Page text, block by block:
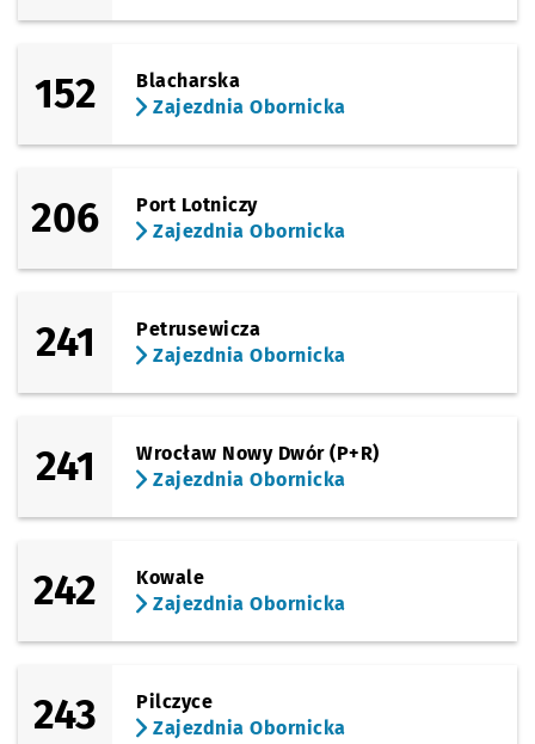
152
Blacharska
Zajezdnia Obornicka
206
Port Lotniczy
Zajezdnia Obornicka
241
Petrusewicza
Zajezdnia Obornicka
241
Wrocław Nowy Dwór (P+R)
Zajezdnia Obornicka
242
Kowale
Zajezdnia Obornicka
243
Pilczyce
Zajezdnia Obornicka